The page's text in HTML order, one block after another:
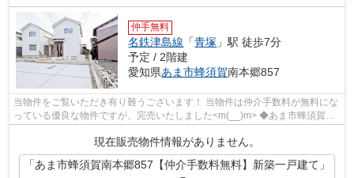
仲手無料
名鉄津島線 「青塚 」駅 徒歩7分
予定 / 2階建
愛知県あま市蜂須賀南本郷857
当物件をご覧いただき有り難うございます！ 当物件は仲介手数料が無料にな
っている優良な物件ですが、完売いたしました<m(__)m> ◆あま市蜂須賀南
本郷でのマイホーム購入で費...
現在販売物件情報がありません。
「あま市蜂須賀南本郷857【仲介手数料無料】新築一戸建て」